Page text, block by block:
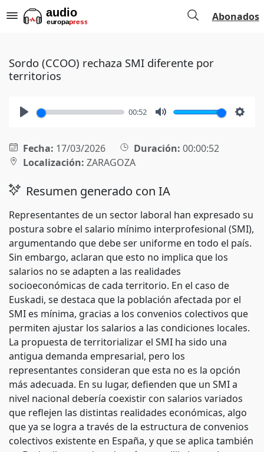
Abonados
Sordo (CCOO) rechaza SMI diferente por
territorios
00:52
Fecha: 17/03/2026 Duración: 00:00:52
Localización: ZARAGOZA
Resumen generado con IA
Representantes de un sector laboral han expresado su
postura sobre el salario mínimo interprofesional (SMI),
argumentando que debe ser uniforme en todo el país.
Sin embargo, aclaran que esto no implica que los
salarios no se adapten a las realidades
socioeconómicas de cada territorio. En el caso de
Euskadi, se destaca que la población afectada por el
SMI es mínima, gracias a los convenios colectivos que
permiten ajustar los salarios a las condiciones locales.
La propuesta de territorializar el SMI ha sido una
antigua demanda empresarial, pero los
representantes consideran que esta no es la opción
más adecuada. En su lugar, defienden que un SMI a
nivel nacional debería coexistir con salarios variados
que reflejen las distintas realidades económicas, algo
que ya se logra a través de la estructura de convenios
colectivos existente en España, y que se aplica también